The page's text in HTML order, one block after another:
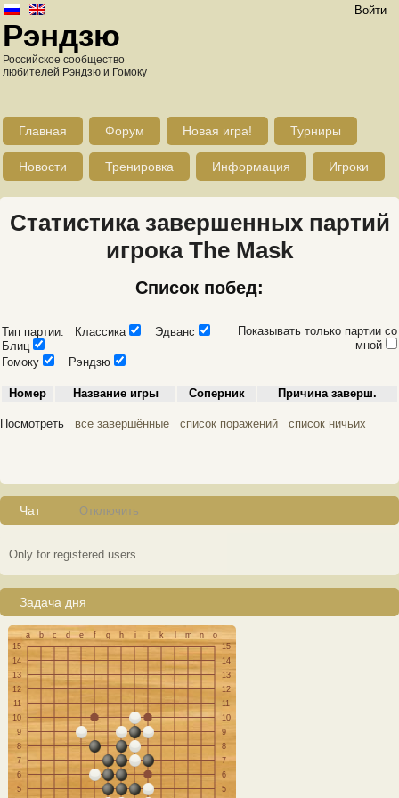
Войти
Рэндзю
Российское сообщество
любителей Рэндзю и Гомоку
Главная Форум Новая игра! Турниры
Новости Тренировка Информация Игроки
Статистика завершенных партий
игрока The Mask
Список побед:
Тип партии: Классика
Эдванс
Блиц
Показывать только партии со
мной
Гомоку
Рэндзю
Номер Название игры Соперник Причина заверш.
Посмотреть все завершённые список поражений список ничьих
Чат Отключить
Only for registered users
Задача дня
a b c d e f g h i j k l m n
o
15
15
14
14
13
13
12
12
11
11
10
10
9
9
8
8
7
7
6
6
5
5